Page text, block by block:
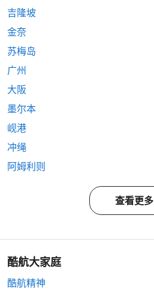
吉隆坡
金奈
苏梅岛
广州
大阪
墨尔本
岘港
冲绳
阿姆利则
查看更多
酷航大家庭
酷航精神